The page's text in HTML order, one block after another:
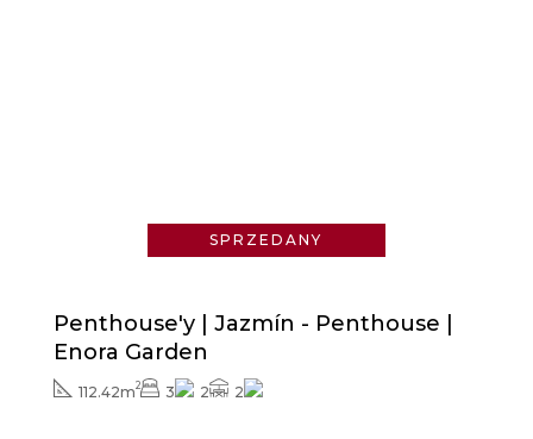
SPRZEDANY
Penthouse'y | Jazmín - Penthouse |
Enora Garden
112.42m2 3 2 2